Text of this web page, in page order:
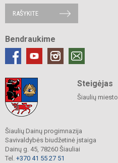
RAŠYKITE
Bendraukime
Steigėjas
Šiaulių
Šiaulių Dainų progimnazija
Savivaldybės biudžetinė įstaiga
Dainų g. 45, 78260 Šiauliai
Tel. +370 41 55 27 51